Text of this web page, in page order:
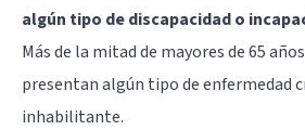
algún tipo de discapacidad o
Más de la mitad de mayores de 65
presentan algún tipo de enfermedad
inhabilitante.